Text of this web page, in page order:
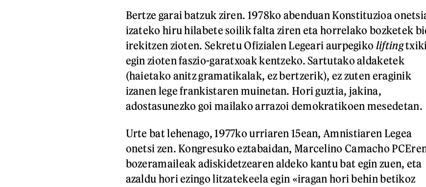
Bertze garai batzuk ziren. 1978ko abenduan Konstituzioa
izateko hiru hilabete soilik falta ziren eta horrelako bozketek
irekitzen zioten. Sekretu Ofizialen Legeari aurpegiko lifting
egin zioten faszio-garatxoak kentzeko. Sartutako aldaketek
(haietako anitz gramatikalak, ez bertzerik), ez zuten eraginik
izanen lege frankistaren muinetan. Hori guztia, jakina,
adostasunezko goi mailako arrazoi demokratikoen mesedetan.
Urte bat lehenago, 1977ko urriaren 15ean, Amnistiaren Legea
onetsi zen. Kongresuko eztabaidan, Marcelino Camacho
bozeramaileak adiskidetzearen aldeko kantu bat egin zuen, eta
azaldu hori ezingo litzatekeela egin «iragan hori behin betikoz